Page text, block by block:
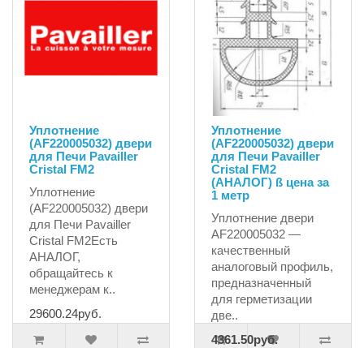
Уплотнение
(AF220005032) двери
для Печи Pavailler
Cristal FM2
Уплотнение
(AF220005032) двери
для Печи Pavailler
Cristal FM2Есть
АНАЛОГ,
обращайтесь к
менеджерам к..
29600.24руб.
Уплотнение
(AF220005032) двери
для Печи Pavailler
Cristal FM2
(АНАЛОГ) ß цена за
1 метр
Уплотнение двери
AF220005032 —
качественный
аналоговый профиль,
предназначенный
для герметизации
две..
4361.50руб.